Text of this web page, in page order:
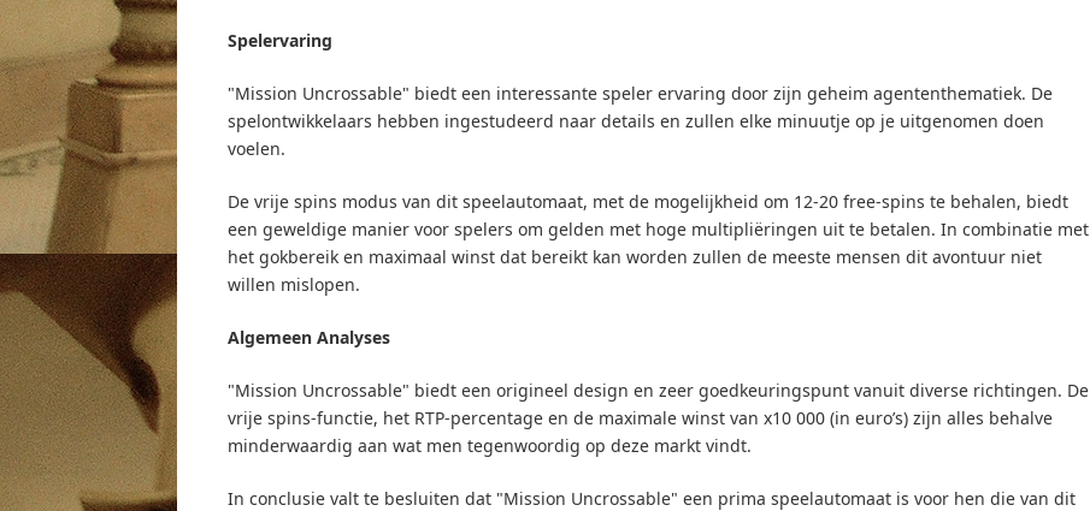
Spelervaring
"Mission Uncrossable" biedt een interessante speler ervaring door zijn geheim agententhematiek. De
spelontwikkelaars hebben ingestudeerd naar details en zullen elke minuutje op je uitgenomen doen
voelen.
De vrije spins modus van dit speelautomaat, met de mogelijkheid om 12-20 free-spins te behalen, biedt
een geweldige manier voor spelers om gelden met hoge multipliëringen uit te betalen. In combinatie met
het gokbereik en maximaal winst dat bereikt kan worden zullen de meeste mensen dit avontuur niet
willen mislopen.
Algemeen Analyses
"Mission Uncrossable" biedt een origineel design en zeer goedkeuringspunt vanuit diverse richtingen. De
vrije spins-functie, het RTP-percentage en de maximale winst van x10 000 (in euro’s) zijn alles behalve
minderwaardig aan wat men tegenwoordig op deze markt vindt.
In conclusie valt te besluiten dat "Mission Uncrossable" een prima speelautomaat is voor hen die van dit